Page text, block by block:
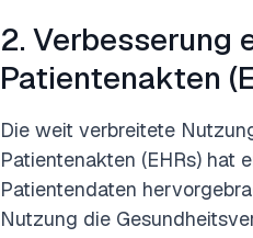
2. Verbesserung
Patientenakten
Die weit verbreitete
Patientenakten (EHRs) hat
Patientendaten
Nutzung die